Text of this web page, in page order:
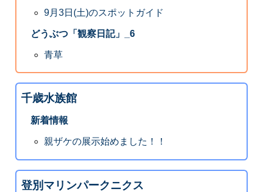
9月3日(土)のスポットガイド
どうぶつ「観察日記」_6
青草
千歳水族館
新着情報
親ザケの展示始めました！！
登別マリンパークニクス